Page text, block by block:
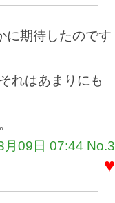
に期待したのです
れはあまりにも
月09日 07:44 No.3
♥